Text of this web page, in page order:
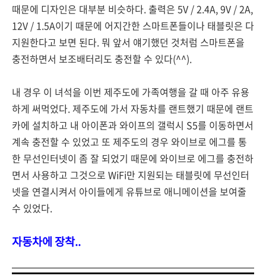
때문에 디자인은 대부분 비슷하다. 출력은 5V / 2.4A, 9V / 2A,
12V / 1.5A이기 때문에 어지간한 스마트폰들이나 태블릿은 다
지원한다고 보면 된다. 뭐 앞서 얘기했던 것처럼 스마트폰을
충전하면서 보조배터리도 충전할 수 있다(^^).
내 경우 이 녀석을 이번 제주도에 가족여행을 갈 때 아주 유용
하게 써먹었다. 제주도에 가서 자동차를 랜트했기 때문에 랜트
카에 설치하고 내 아이폰과 와이프의 갤럭시 S5를 이동하면서
계속 충전할 수 있었고 또 제주도의 경우 와이브로 에그를 통
한 무선인터넷이 좀 잘 되었기 때문에 와이브로 에그를 충전하
면서 사용하고 그것으로 WiFi만 지원되는 태블릿에 무선인터
넷을 연결시켜서 아이들에게 유튜브로 애니메이션을 보여줄
수 있었다.
자동차에 장착..